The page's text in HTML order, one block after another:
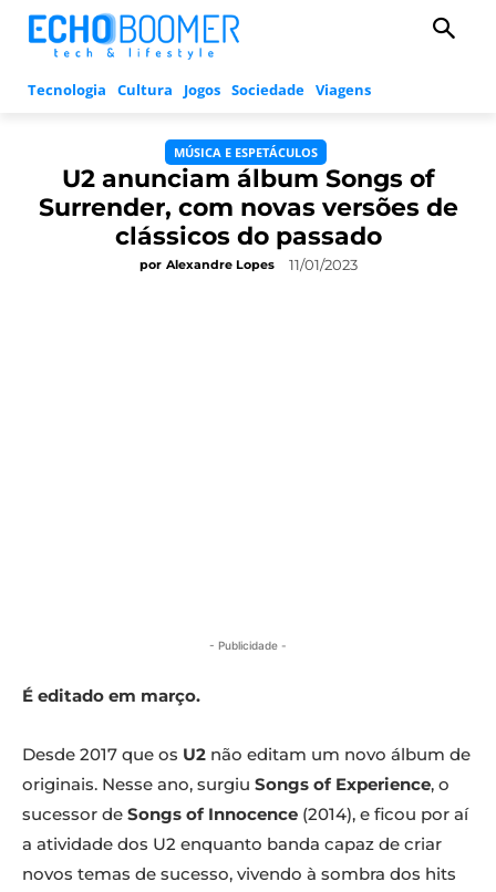
Tecnologia Cultura Jogos Sociedade Viagens
MÚSICA E ESPETÁCULOS
U2 anunciam álbum Songs of
Surrender, com novas versões de
clássicos do passado
por Alexandre Lopes 11/01/2023
- Publicidade -
É editado em março.
Desde 2017 que os U2 não editam um novo álbum de
originais. Nesse ano, surgiu Songs of Experience, o
sucessor de Songs of Innocence (2014), e ficou por aí
a atividade dos U2 enquanto banda capaz de criar
novos temas de sucesso, vivendo à sombra dos hits